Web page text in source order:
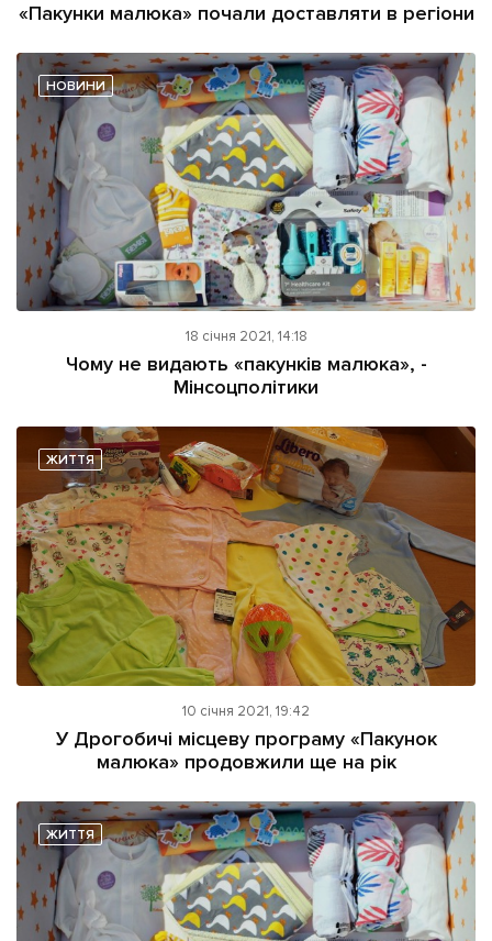
«Пакунки малюка» почали доставляти в регіони
НОВИНИ
18 січня 2021, 14:18
Чому не видають «пакунків малюка», -
Мінсоцполітики
ЖИТТЯ
10 січня 2021, 19:42
У Дрогобичі місцеву програму «Пакунок
малюка» продовжили ще на рік
ЖИТТЯ